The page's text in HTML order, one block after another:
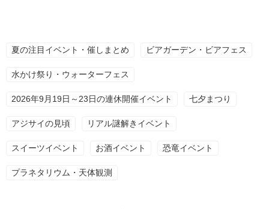
夏の注目イベント・催しまとめ ビアガーデン・ビアフェス
水かけ祭り・ウォーターフェス
2026年9月19日～23日の連休開催イベント 七夕まつり
アジサイの見頃 リアル謎解きイベント
スイーツイベント お酒イベント 恐竜イベント
プラネタリウム・天体観測